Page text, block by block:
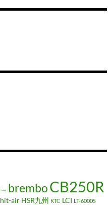
bremboCB250R
hit-air HSR九州 KTC LCI LT-6000S